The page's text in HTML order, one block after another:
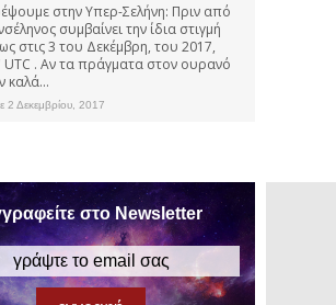
στην Υπερ-Σελήνη: Πριν από
συμβαίνει την ίδια στιγμή
στις 3 του Δεκέμβρη, του 2017,
UTC . Αν τα πράγματα στον ουρανό
καλά...
2 Δεκεμβρίου, 2017
στο Newsletter